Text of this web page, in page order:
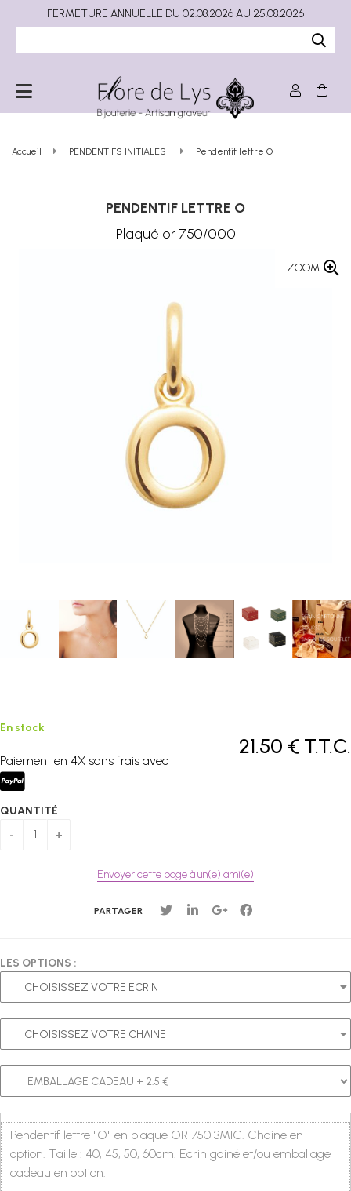
Accueil PENDENTIFS INITIALES Pendentif lettre O
PENDENTIF LETTRE O
Plaqué or 750/000
ZOOM
21.50 € T.T.C.
En stock
Paiement en 4X sans frais avec
QUANTITÉ
Envoyer cette page à un(e) ami(e)
PARTAGER
LES OPTIONS :
Pendentif lettre "O" en plaqué OR 750 3MIC. Chaine en
option. Taille : 40, 45, 50, 60cm. Ecrin gainé et/ou emballage
cadeau en option.
FERMETURE ANNUELLE DU 02.08.2026 AU 25.08.2026